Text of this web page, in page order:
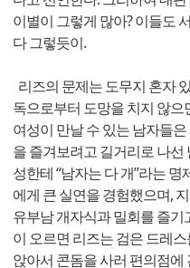
이별이 그렇게 많아? 이들도
다 그렇듯이.
리즈의 문제는 도무지 혼자
독으로부터 도망을 치지 않으
여성이 만날 수 있는 남자들
을 즐겨보려고 길거리로 나선
성한테 “남자는 다 개”라는
에게 큰 실연을 경험했으며,
유부남 개자식과 밀회를 즐기
이 오르면 리즈는 검은 드레
앉아서 콘돔을 사러 편의점에